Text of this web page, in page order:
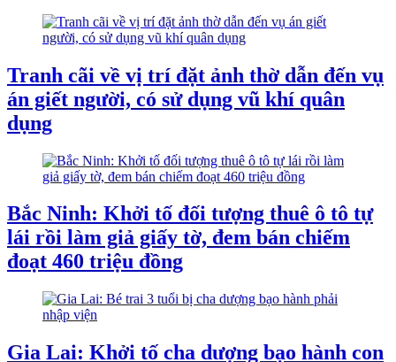
Tranh cãi về vị trí đặt ảnh thờ dẫn đến vụ
án giết người, có sử dụng vũ khí quân
dụng
Bắc Ninh: Khởi tố đối tượng thuê ô tô tự
lái rồi làm giả giấy tờ, đem bán chiếm
đoạt 460 triệu đồng
Gia Lai: Khởi tố cha dượng bạo hành con